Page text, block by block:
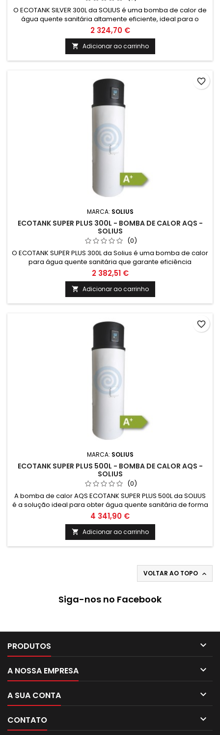
O ECOTANK SILVER 300L da SOLIUS é uma bomba de calor de
água quente sanitária altamente eficiente, ideal para o
aquecimento de água com energia renovável. Com
capacidade de 300 litros e design moderno, é a solução
perfeita para quem busca conforto e sustentabilidade em
sua residência ou negócio.
2 324,70 €
 Adicionar ao carrinho
MARCA: SOLIUS
ECOTANK SUPER PLUS 300L - BOMBA DE CALOR AQS -
SOLIUS
(0)
O ECOTANK SUPER PLUS 300L da Solius é uma bomba de calor
para água quente sanitária que garante eficiência
energética e sustentabilidade. Com capacidade de 300L, é
ideal para quem procura uma solução ecológica e
económica para climatização.
2 382,51 €
 Adicionar ao carrinho
favorite_border
MARCA: SOLIUS
ECOTANK SUPER PLUS 500L - BOMBA DE CALOR AQS -
SOLIUS
(0)
A bomba de calor AQS ECOTANK SUPER PLUS 500L da SOLIUS
é a solução ideal para obter água quente sanitária de forma
eficiente e sustentável. Com um design inovador e
tecnologia de ponta, este equipamento garante conforto e
poupança energética para o seu lar. Aproveite já todas as
vantagens deste produto de excelência!
4 341,90 €
 Adicionar ao carrinho
favorite_border
VOLTAR AO TOPO 
Siga-nos no Facebook
PRODUTOS 
A NOSSA EMPRESA 
A SUA CONTA 
CONTATO 